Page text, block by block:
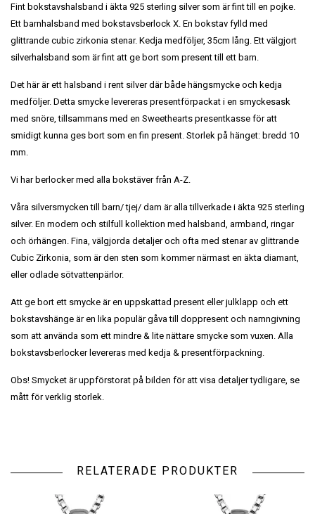
Fint bokstavshalsband i äkta 925 sterling silver som är fint till en pojke.
Ett barnhalsband med bokstavsberlock X. En bokstav fylld med
glittrande cubic zirkonia stenar. Kedja medföljer, 35cm lång. Ett välgjort
silverhalsband som är fint att ge bort som present till ett barn.
Det här är ett halsband i rent silver där både hängsmycke och kedja
medföljer. Detta smycke levereras presentförpackat i en smyckesask
med snöre, tillsammans med en Sweethearts presentkasse för att
smidigt kunna ges bort som en fin present. Storlek på hänget: bredd 10
mm.
Vi har berlocker med alla bokstäver från A-Z.
Våra silversmycken till barn/ tjej/ dam är alla tillverkade i äkta 925 sterling
silver. En modern och stilfull kollektion med halsband, armband, ringar
och örhängen. Fina, välgjorda detaljer och ofta med stenar av glittrande
Cubic Zirkonia, som är den sten som kommer närmast en äkta diamant,
eller odlade sötvattenpärlor.
Att ge bort ett smycke är en uppskattad present eller julklapp och ett
bokstavshänge är en lika populär gåva till doppresent och namngivning
som att använda som ett mindre & lite nättare smycke som vuxen. Alla
bokstavsberlocker levereras med kedja & presentförpackning.
Obs! Smycket är uppförstorat på bilden för att visa detaljer tydligare, se
mått för verklig storlek.
RELATERADE PRODUKTER